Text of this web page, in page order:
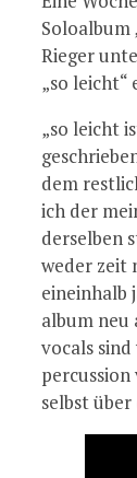
Soloalbum
Rieger
„so leicht“
„so leicht
dem
ich der
derselben
weder zeit
eineinhalb
album neu
vocals
percussion
selbst über